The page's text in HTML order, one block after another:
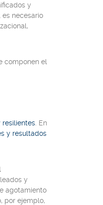
y
es necesario
componen el
resilientes . En
y resultados
y
agotamiento
por ejemplo,